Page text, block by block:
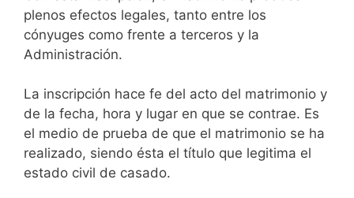
plenos efectos legales, tanto entre los
cónyuges como frente a terceros y la
Administración.
La inscripción hace fe del acto del matrimonio y
de la fecha, hora y lugar en que se contrae. Es
el medio de prueba de que el matrimonio se ha
realizado, siendo ésta el título que legitima el
estado civil de casado.